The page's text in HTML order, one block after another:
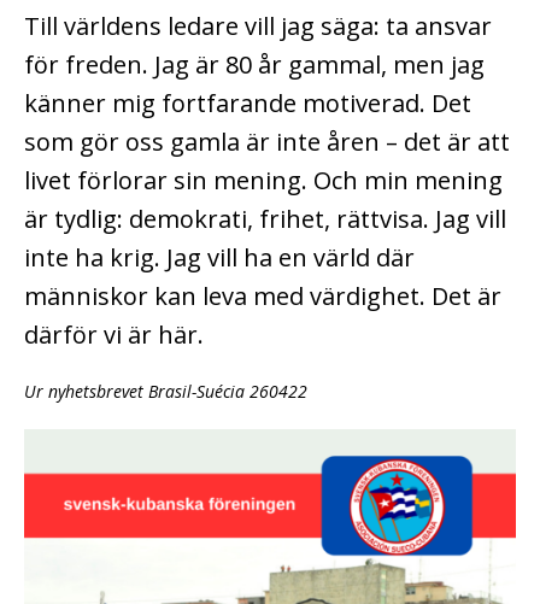
Till världens ledare vill jag säga: ta ansvar
för freden. Jag är 80 år gammal, men jag
känner mig fortfarande motiverad. Det
som gör oss gamla är inte åren – det är att
livet förlorar sin mening. Och min mening
är tydlig: demokrati, frihet, rättvisa. Jag vill
inte ha krig. Jag vill ha en värld där
människor kan leva med värdighet. Det är
därför vi är här.
Ur nyhetsbrevet Brasil-Suécia 260422